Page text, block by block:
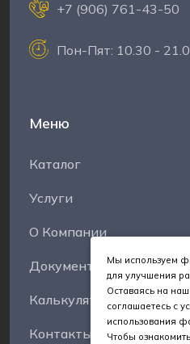
+7 (906) 761-43-50
Пон-Пят: 10.30 -
Меню
Каталог
Услуги
О Компании
Документы
Калькуляторы
Контакты
Мы используем
для улучшения
Оставаясь на
соглашаетесь с
использования
Чтобы